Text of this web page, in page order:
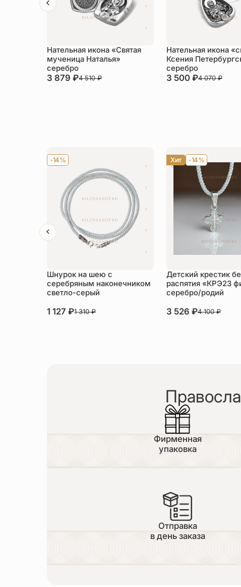
Нательная икона «Святая
мученица Наталья»
серебро
3 879₽4 510₽
Нательная икона
Ксения
серебро
3 500 ₽4 070₽
-14%
Шнурок на шею с
серебряным наконечником
светло-серый
1 127₽1 310₽
Хит -14%
Детский крестик
распятия «КРЭ23
серебро/родий
3 526 ₽4 100₽
Фирменная
упаковка
Отправка
в день заказа